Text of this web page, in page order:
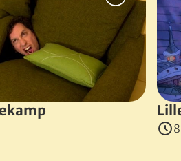
er træt og frustreret, men
,Johannes Lumer&Julius Rosen(